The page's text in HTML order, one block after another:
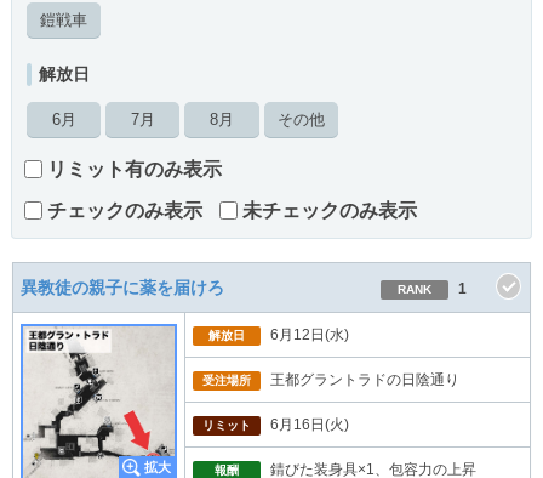
鎧戦車
解放日
6月 7月 8月 その他
リミット有のみ表示
チェックのみ表示
未チェックのみ表示
異教徒の親子に薬を届けろ RANK 1
解放日 6月12日(水)
受注場所 王都グラントラドの日陰通り
リミット 6月16日(火)
報酬 錆びた装身具×1、包容力の上昇